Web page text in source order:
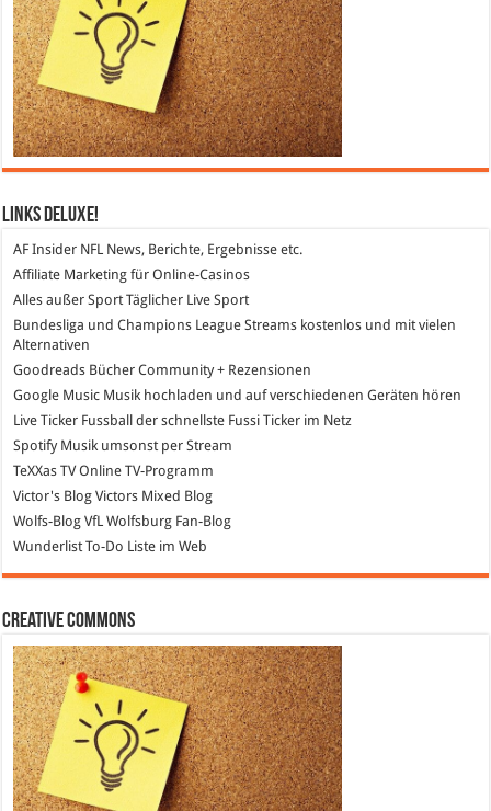
Links DeLuXe!
AF Insider NFL News, Berichte, Ergebnisse etc.
Affiliate Marketing für Online-Casinos
Alles außer Sport Täglicher Live Sport
Bundesliga und Champions League Streams kostenlos und mit vielen
Alternativen
Goodreads Bücher Community + Rezensionen
Google Music Musik hochladen und auf verschiedenen Geräten hören
Live Ticker Fussball der schnellste Fussi Ticker im Netz
SpotifyMusik umsonst per Stream
TeXXas TVOnline TV-Programm
Victor's Blog Victors Mixed Blog
Wolfs-Blog VfL Wolfsburg Fan-Blog
Wunderlist To-Do Liste im Web
Creative Commons